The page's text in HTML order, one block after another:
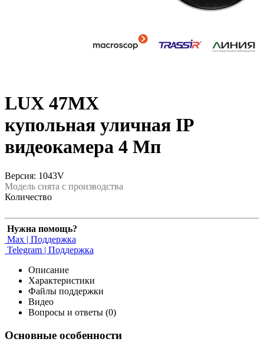
LUX 47MX
купольная уличная IP
видеокамера 4 Мп
Версия: 1043V
Модель снята с производства
Количество
Нужна помощь?
Max | Поддержка
Telegram | Поддержка
Описание
Характеристики
Файлы поддержки
Видео
Вопросы и ответы (0)
Основные особенности